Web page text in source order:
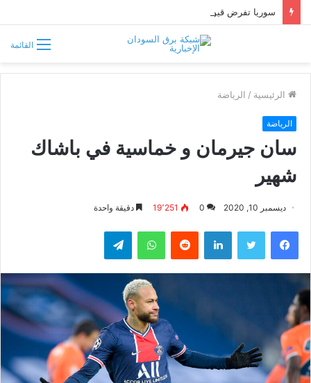
القائمة
الرئيسية / الرياضة
الرياضة
سان جيرمان و خماسية في باشاك
شهير
ديسمبر 10, 2020 0 19٬251 دقيقة واحدة
فيسبوك تويتر لينكدإن واتساب تيلقرام